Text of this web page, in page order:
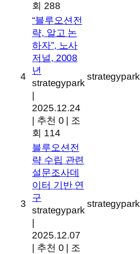
회 288
4
“블루오션전
략, 알고 논
하자”, 노사
저널, 2008
년
strategypark
2025.12.24
추천 0
조
회 114
strategypark
3
블루오션전
략 수립 관련
설문조사데
이터 기반 연
구
strategypark
2025.12.07
추천 0
조
strategypark